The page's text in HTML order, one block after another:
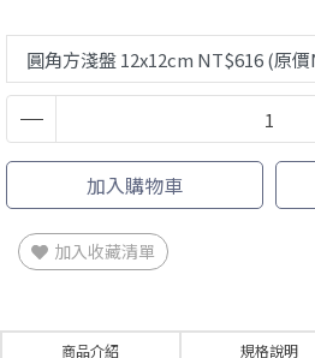
加入購物車
加入收藏清單
商品介紹 規格說明